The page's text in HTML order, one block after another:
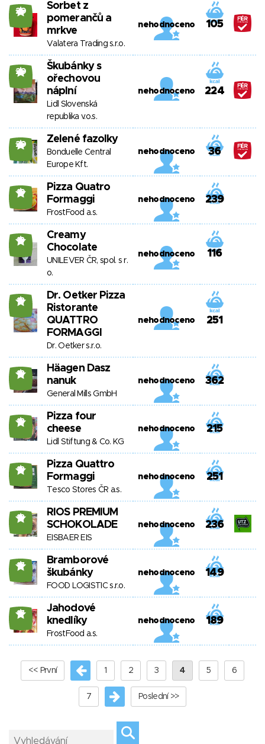
20
Sorbet z
pomerančů a
mrkve
Valatera Trading s.r.o.
nehodnoceno 105
20
Škubánky s
ořechovou
náplní
Lidl Slovenská
republika v.o.s.
nehodnoceno 224
20 Zelené fazolky
Bonduelle Central
Europe Kft.
nehodnoceno 36
19
Pizza Quatro
Formaggi
FrostFood a.s.
nehodnoceno 239
18
Creamy
Chocolate
UNILEVER ČR, spol. s r.
o.
nehodnoceno 116
18
Dr. Oetker Pizza
Ristorante
QUATTRO
FORMAGGI
Dr. Oetker s.r.o.
nehodnoceno 251
18
Häagen Dasz
nanuk
General Mills GmbH
nehodnoceno 362
18
Pizza four
cheese
Lidl Stiftung & Co. KG
nehodnoceno 215
18
Pizza Quattro
Formaggi
Tesco Stores ČR a.s.
nehodnoceno 251
18
RIOS PREMIUM
SCHOKOLADE
EISBAER EIS
nehodnoceno 236
17
Bramborové
škubánky
FOOD LOGISTIC s.r.o.
nehodnoceno 149
17
Jahodové
knedlíky
FrostFood a.s.
nehodnoceno 189
<< První 1 2 3 4 5 6
7 Poslední >>